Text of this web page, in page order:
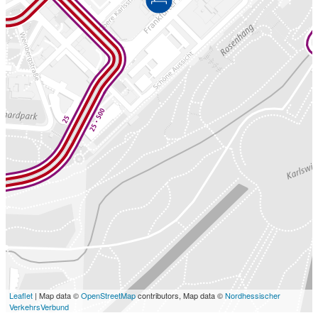
Leaflet | Map data ©OpenStreetMapcontributors, Map data ©Nordhessischer
VerkehrsVerbund